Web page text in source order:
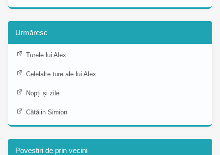
Urmăresc
Turele lui Alex
Celelalte ture ale lui Alex
Nopți și zile
Cătălin Simion
Povestiri de prin vecini